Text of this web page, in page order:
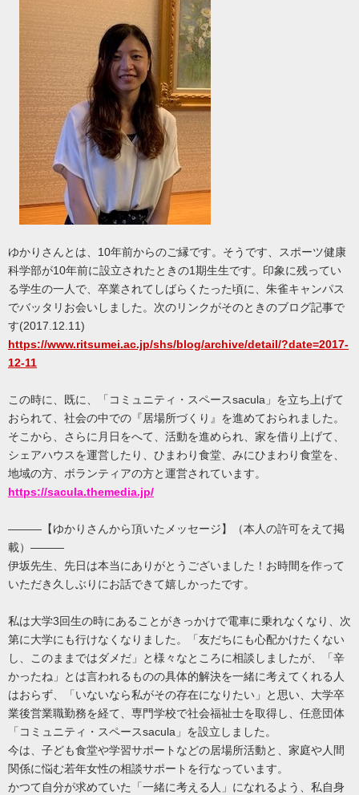
ゆかりさんとは、10年前からのご縁です。そうです、スポーツ健康
科学部が10年前に設立されたときの1期生生です。印象に残ってい
る学生の一人で、卒業されてしばらくたった頃に、朱雀キャンパス
でバッタリお会いしました。次のリンクがそのときのブログ記事で
す(2017.12.11)
https://www.ritsumei.ac.jp/shs/blog/archive/detail/?date=2017-
12-11
この時に、既に、「コミュニティ・スペースsacula」を立ち上げて
おられて、社会の中での『居場所づくり』を進めておられました。
そこから、さらに月日をへて、活動を進められ、家を借り上げて、
シェアハウスを運営したり、ひまわり食堂、みにひまわり食堂を、
地域の方、ボランティアの方と運営されています。
https://sacula.themedia.jp/
―――【ゆかりさんから頂いたメッセージ】（本人の許可をえて掲
載）―――
伊坂先生、先日は本当にありがとうございました！お時間を作って
いただき久しぶりにお話できて嬉しかったです。
私は大学3回生の時にあることがきっかけで電車に乗れなくなり、次
第に大学にも行けなくなりました。「友だちにも心配かけたくない
し、このままではダメだ」と様々なところに相談しましたが、「辛
かったね」とは言われるものの具体的解決を一緒に考えてくれる人
はおらず、「いないなら私がその存在になりたい」と思い、大学卒
業後営業職勤務を経て、専門学校で社会福祉士を取得し、任意団体
「コミュニティ・スペースsacula」を設立しました。
今は、子ども食堂や学習サポートなどの居場所活動と、家庭や人間
関係に悩む若年女性の相談サポートを行なっています。
かつて自分が求めていた「一緒に考える人」になれるよう、私自身